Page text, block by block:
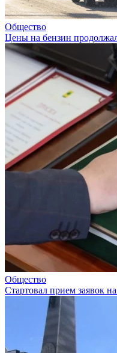
Общество
Цены на бензин
Общество
Стартовал прием заявок